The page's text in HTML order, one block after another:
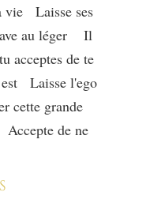
vie Laisse ses
au léger Il
acceptes de te
est Laisse l'ego
cette grande
de ne